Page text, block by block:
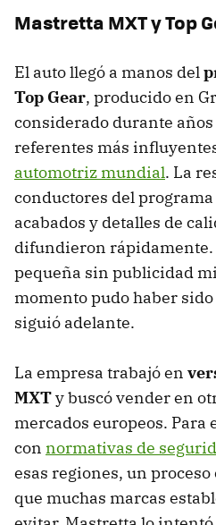
Mastretta MXT y Top
El auto llegó a manos del
Top Gear, producido en
considerado durante años
referentes más
automotriz mundial. La
conductores del
acabados y detalles de
difundieron rápidamente.
pequeña sin publicidad
momento pudo haber
siguió adelante.
La empresa trabajó en
MXTy buscó vender en
mercados europeos. Para
con normativas de
esas regiones, un
que muchas marcas